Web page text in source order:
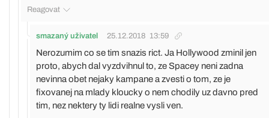
Reagovat
smazaný uživatel 25.12.2018 13:59
Nerozumim co se tim snazis rict. Ja Hollywood zminil jen
proto, abych dal vyzdvihnul to, ze Spacey neni zadna
nevinna obet nejaky kampane a zvesti o tom, ze je
fixovanej na mlady kloucky o nem chodily uz davno pred
tim, nez nektery ty lidi realne vysli ven.